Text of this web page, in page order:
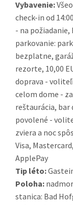
Vybavenie:
check-in od
- na
parkovanie:
bezplatne,
rezorte, 10,00
doprava -
celom dome -
reštaurácia, bar
povolené -
zviera a noc
Visa,
ApplePay
Tip léto:
Poloha:
stanica: Bad